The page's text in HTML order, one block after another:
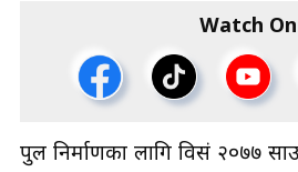
Watch On
पुल निर्माणका लागि विसं २०७७